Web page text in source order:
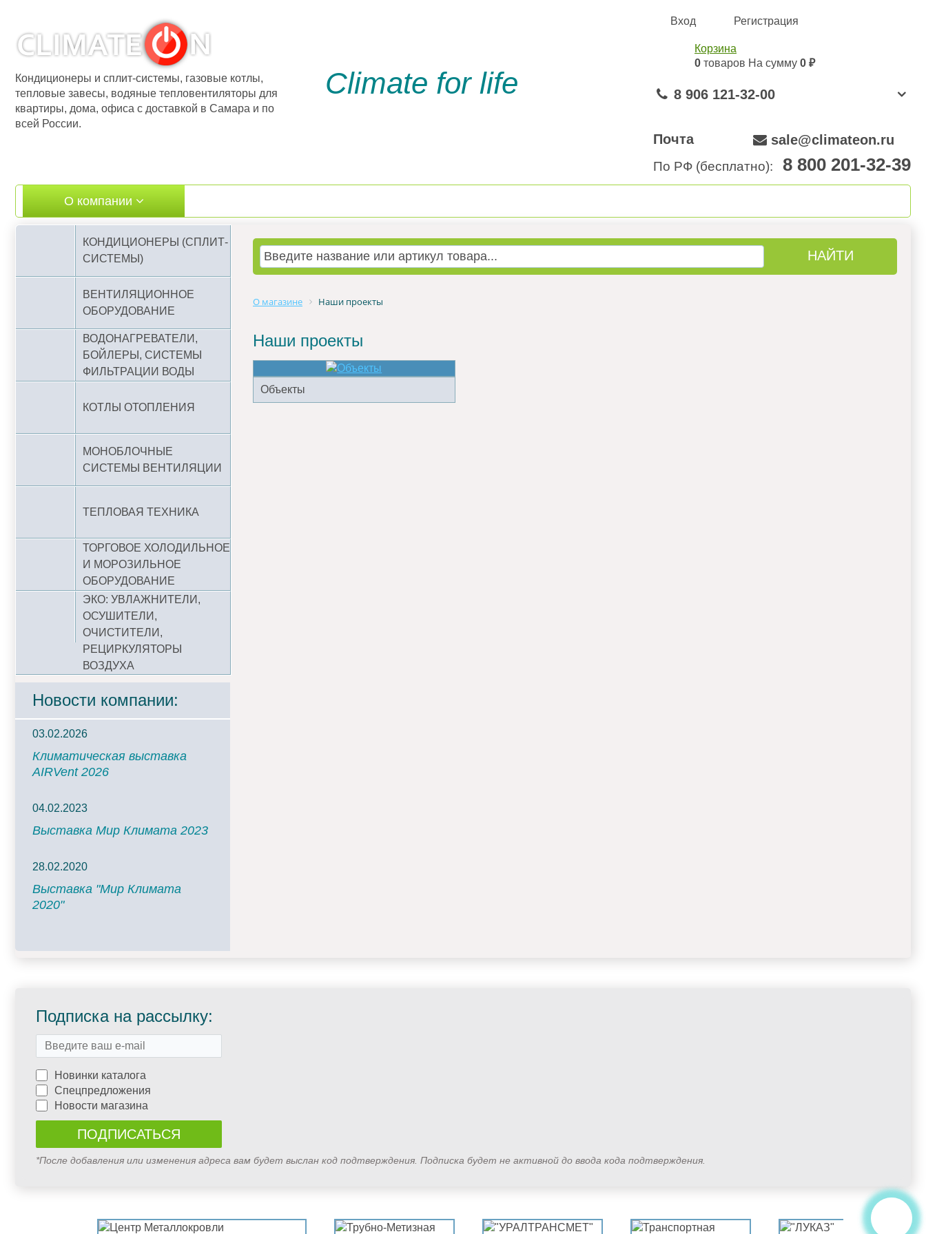
Кондиционеры и сплит-системы, газовые котлы,
тепловые завесы, водяные тепловентиляторы для
квартиры, дома, офиса с доставкой в Самара и по
всей России.
Climate for life
Вход Регистрация
Корзина
0 товаров На сумму 0 ₽
8 906 121-32-00
Почта sale@climateon.ru
По РФ (бесплатно): 8 800 201-32-39
О компании
КОНДИЦИОНЕРЫ (СПЛИТ-
СИСТЕМЫ)
ВЕНТИЛЯЦИОННОЕ
ОБОРУДОВАНИЕ
ВОДОНАГРЕВАТЕЛИ,
БОЙЛЕРЫ, СИСТЕМЫ
ФИЛЬТРАЦИИ ВОДЫ
КОТЛЫ ОТОПЛЕНИЯ
МОНОБЛОЧНЫЕ
СИСТЕМЫ ВЕНТИЛЯЦИИ
ТЕПЛОВАЯ ТЕХНИКА
ТОРГОВОЕ ХОЛОДИЛЬНОЕ
И МОРОЗИЛЬНОЕ
ОБОРУДОВАНИЕ
ЭКО: УВЛАЖНИТЕЛИ,
ОСУШИТЕЛИ,
ОЧИСТИТЕЛИ,
РЕЦИРКУЛЯТОРЫ
ВОЗДУХА
Новости компании:
03.02.2026
Климатическая выставка
AIRVent 2026
04.02.2023
Выставка Мир Климата 2023
28.02.2020
Выставка "Мир Климата
2020"
О магазине Наши проекты
Наши проекты
Объекты
Подписка на рассылку:
Новинки каталога
Спецпредложения
Новости магазина
*После добавления или изменения адреса вам будет выслан код подтверждения. Подписка будет не активной до ввода кода подтверждения.